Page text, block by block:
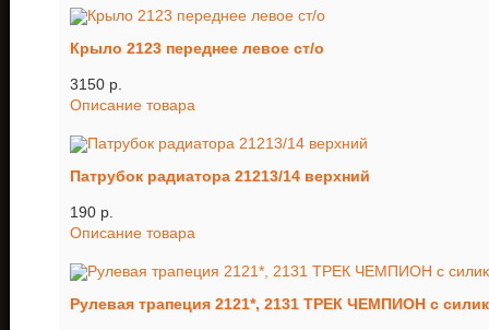
Крыло 2123 переднее левое ст/о
3150 p.
Описание товара
Патрубок радиатора 21213/14 верхний
190 p.
Описание товара
Рулевая трапеция 2121*, 2131 ТРЕК ЧЕМПИОН с